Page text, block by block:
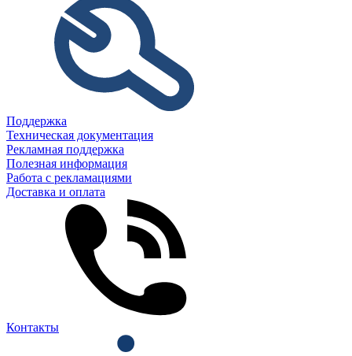
Поддержка
Техническая документация
Рекламная поддержка
Полезная информация
Работа с рекламациями
Доставка и оплата
Контакты